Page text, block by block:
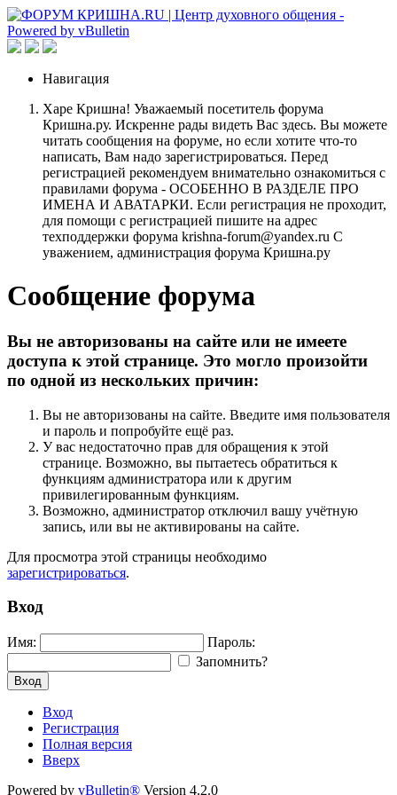
Навигация
Харе Кришна! Уважаемый посетитель форума
Кришна.ру. Искренне рады видеть Вас здесь. Вы можете
читать сообщения на форуме, но если хотите что-то
написать, Вам надо зарегистрироваться. Перед
регистрацией рекомендуем внимательно ознакомиться с
правилами форума - ОСОБЕННО В РАЗДЕЛЕ ПРО
ИМЕНА И АВАТАРКИ. Если регистрация не проходит,
для помощи с регистрацией пишите на адрес
техподдержки форума krishna-forum@yandex.ru С
уважением, администрация форума Кришна.ру
Сообщение форума
Вы не авторизованы на сайте или не имеете
доступа к этой странице. Это могло произойти
по одной из нескольких причин:
Вы не авторизованы на сайте. Введите имя пользователя
и пароль и попробуйте ещё раз.
У вас недостаточно прав для обращения к этой
странице. Возможно, вы пытаетесь обратиться к
функциям администратора или к другим
привилегированным функциям.
Возможно, администратор отключил вашу учётную
запись, или вы не активированы на сайте.
Для просмотра этой страницы необходимо
зарегистрироваться.
Вход
Имя:
Пароль:
Запомнить?
Вход
Вход
Регистрация
Полная версия
Вверх
Powered by vBulletin® Version 4.2.0